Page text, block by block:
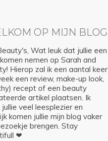
OP MIJN BLOG
Wat leuk dat jullie een
nemen op Sarah and
Hierop zal ik een aantal keer
een review, make-up look,
recept of een beauty
artikel plaatsen. Ik
veel leesplezier en
komen jullie mijn blog vaker
brengen. Stay
❤